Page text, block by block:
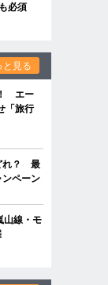
必須
と見る
エー
「旅行
れ？ 最
ペーン
山線・モ